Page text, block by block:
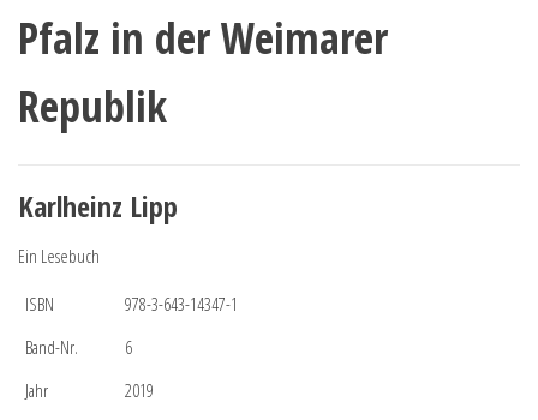
Pfalz in der Weimarer
Republik
Karlheinz Lipp
Ein Lesebuch
ISBN
978-3-643-14347-1
Band-Nr.
6
Jahr
2019